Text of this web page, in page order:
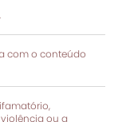
com o conteúdo
ou a